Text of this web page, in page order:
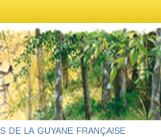
de la guyane française